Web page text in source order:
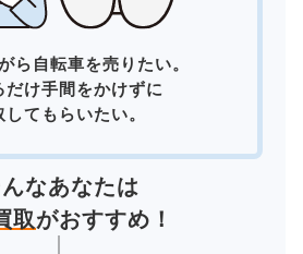
ら自転車を売りたい。
だけ手間をかけずに
してもらいたい。
なあなたは
取がおすすめ！